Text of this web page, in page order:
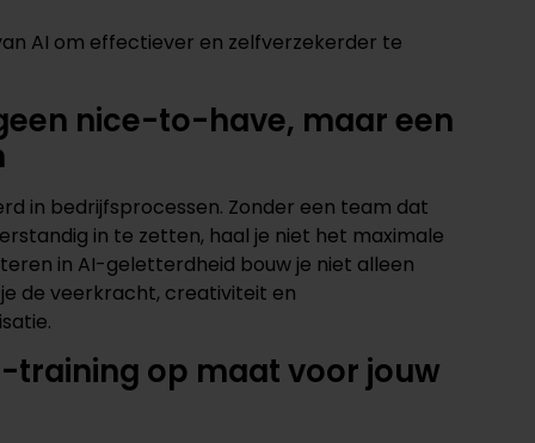
AI om effectiever en zelfverzekerder te
nice-to-have, maar een
in bedrijfsprocessen. Zonder een team dat
in te zetten, haal je niet het maximale
in AI-geletterdheid bouw je niet alleen
de veerkracht, creativiteit en
training op maat voor jouw